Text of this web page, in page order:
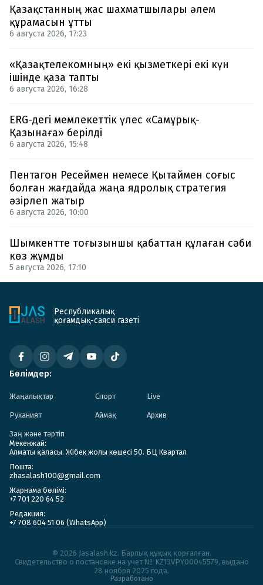
Қазақстанның жас шахматшылары әлем
құрамасын ұтты
6 августа 2026, 17:23
«Қазақтелекомның» екі қызметкері екі күн
ішінде қаза тапты
6 августа 2026, 16:28
ERG-дегі мемлекеттік үлес «Самұрық-
Қазынаға» берілді
6 августа 2026, 15:48
Пентагон Ресеймен немесе Қытаймен соғыс
болған жағдайда жаңа ядролық стратегия
әзірлеп жатыр
6 августа 2026, 10:00
Шымкентте тоғызыншы қабаттан құлаған сәби
көз жұмды
5 августа 2026, 17:10
Республикалық
қоғамдық-саяси газеті
Бөлімдер:
Жаңалықтар Спорт Live
Руханият Аймақ Архив
Заң және тәртіп
Мекенжай:
Алматы қаласы. Жібек жолы көшесі 50. БЦ Квартал
Пошта:
zhasalash100@gmail.com
Жарнама бөлімі:
+7 701 220 64 52
Редакция:
+7 708 604 51 06 (WhatsApp)
© 2026 Jasalash.kz. Барлық құқық қорғалған.
Cвидетельство о постановке на учет № KZ13VPY00045579, выдано
28 ноября 2025 года.
Разработано